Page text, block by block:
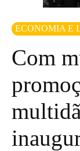
ECONOMIA E
Com